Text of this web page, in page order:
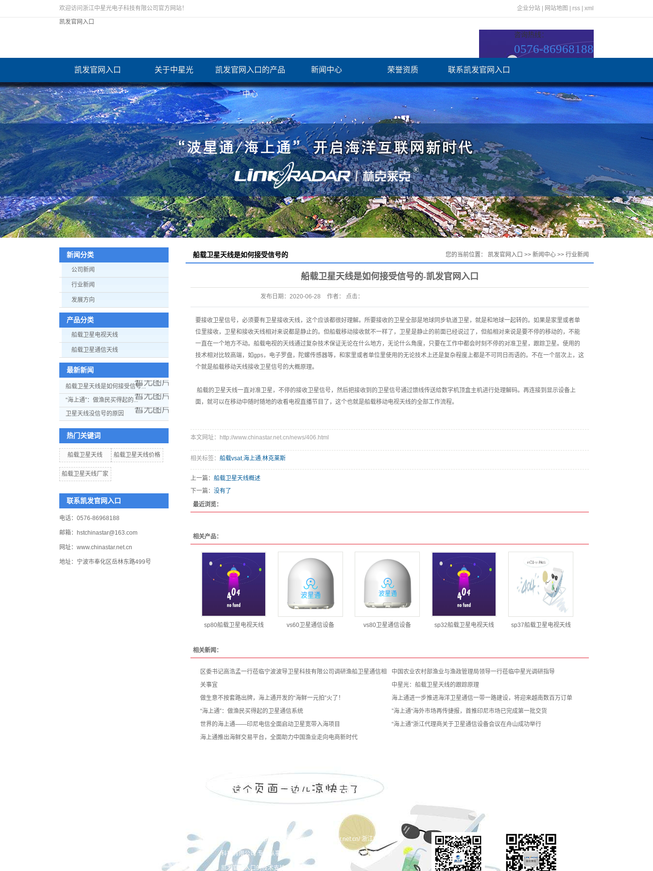
欢迎访问浙江中星光电子科技有限公司官方网站！ 企业分站 网站地图 rss
xml
凯发官网入口
咨询热线：
0576-86968188
凯发官网入口 关于中星光 凯发官网入口的产品
中心
新闻中心 荣誉资质 联系凯发官网入口
新闻分类
公司新闻
行业新闻
发展方向
产品分类
船载卫星电视天线
船载卫星通信天线
最新新闻
船载卫星天线是如何接受信号...
“海上通”：做渔民买得起的...
卫星天线没信号的原因
热门关键词
船载卫星天线 船载卫星天线价格
船载卫星天线厂家
联系凯发官网入口
电话：0576-86968188
邮箱： hstchinastar@163.com
网址：www.chinastar.net.cn
地址：宁波市奉化区岳林东路499号
船载卫星天线是如何接受信号的 您的当前位置： 凯发官网入口 >> 新闻中心 >> 行业新闻
船载卫星天线是如何接受信号的-凯发官网入口
发布日期： 2020-06-28 作者： 点击：
要接收卫星信号，必须要有卫星接收天线，这个应该都很好理解。所要接收的卫星全部是地球同步轨道卫星，就是和地球一起转的。如果是家里或者单
位里接收，卫星和接收天线相对来说都是静止的。但船载移动接收就不一样了，卫星是静止的前面已经说过了，但船相对来说是要不停的移动的，不能
一直在一个地方不动。船载电视的天线通过复杂技术保证无论在什么地方，无论什么角度，只要在工作中都会时刻不停的对准卫星，跟踪卫星。使用的
技术相对比较高端，如gps，电子罗盘，陀螺传感器等，和家里或者单位里使用的无论技术上还是复杂程度上都是不可同日而语的。不在一个层次上，这
个就是船载移动天线接收卫星信号的大概原理。
船载的卫星天线一直对准卫星，不停的接收卫星信号，然后把接收到的卫星信号通过馈线传送给数字机顶盒主机进行处理解码。再连接到显示设备上
面，就可以在移动中随时随地的收看电视直播节目了，这个也就是船载移动电视天线的全部工作流程。
本文网址：http://www.chinastar.net.cn/news/406.html
相关标签： 船载vsat,海上通,林克莱斯
上一篇： 船载卫星天线概述
下一篇： 没有了
最近浏览：
相关产品：
sp80船载卫星电视天线 vs60卫星通信设备 vs80卫星通信设备 sp32船载卫星电视天线 sp37船载卫星电视天线
相关新闻：
区委书记高浩孟一行莅临宁波波导卫星科技有限公司调研渔船卫星通信相
关事宜
中国农业农村部渔业与渔政管理局领导一行莅临中星光调研指导
中星光：船载卫星天线的跟踪原理
做生意不按套路出牌，海上通开发的“海鲜一元拍”火了！
海上通进一步推进海洋卫星通信一带一路建设，将迎来越南数百万订单
“海上通”：做渔民买得起的卫星通信系统
”海上通“海外市场再传捷报，首推印尼市场已完成第一批交货
世界的海上通——印尼电信全面启动卫星宽带入海项目
“海上通”浙江代理商关于卫星通信设备会议在舟山成功举行
海上通推出海鲜交易平台，全面助力中国渔业走向电商新时代
新闻中心
凯发官网入口 copyright © http://www.chinastar.net.cn/ 浙江中星光电子
科技有限公司 专业从事于 , 欢迎来电咨询!
凯发官网入口的技术支持：